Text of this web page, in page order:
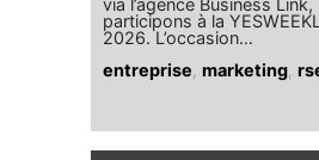
participons à la
2026. L’occasion…
entreprise marketing